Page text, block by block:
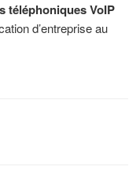
téléphoniques VoIP
d’entreprise au